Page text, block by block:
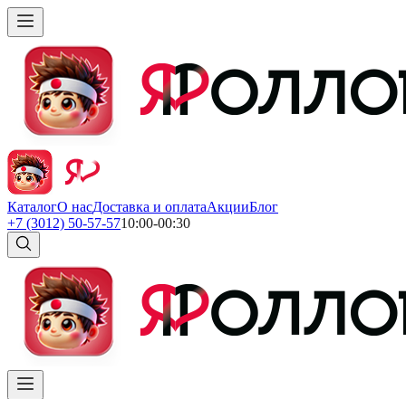
КаталогО насДоставка и оплатаАкцииБлог
+7 (3012) 50-57-5710:00-00:30